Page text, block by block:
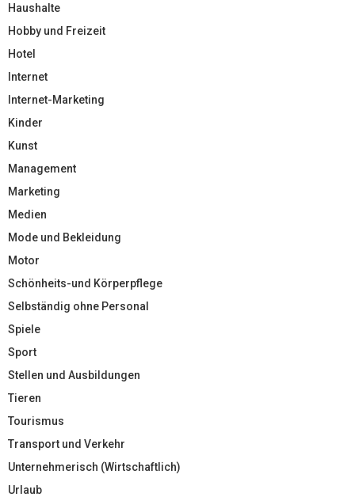
Haushalte
Hobby und Freizeit
Hotel
Internet
Internet-Marketing
Kinder
Kunst
Management
Marketing
Medien
Mode und Bekleidung
Motor
Schönheits-und Körperpflege
Selbständig ohne Personal
Spiele
Sport
Stellen und Ausbildungen
Tieren
Tourismus
Transport und Verkehr
Unternehmerisch (Wirtschaftlich)
Urlaub